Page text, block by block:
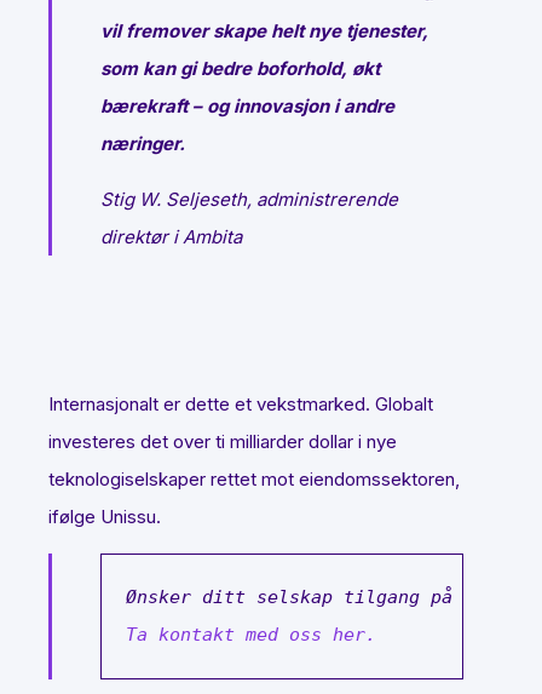
vil fremover skape helt nye tjenester,
som kan gi bedre boforhold, økt
bærekraft – og innovasjon i andre
næringer.
Stig W. Seljeseth, administrerende
direktør i Ambita
Internasjonalt er dette et vekstmarked. Globalt
investeres det over ti milliarder dollar i nye
teknologiselskaper rettet mot eiendomssektoren,
ifølge Unissu.
Ønsker ditt selskap tilgang på
Ta kontakt med oss her.